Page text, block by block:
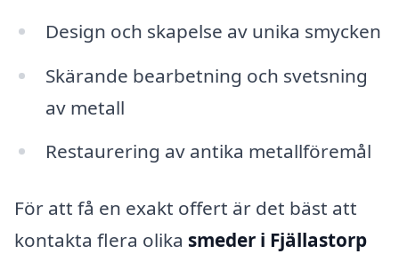
Design och skapelse av unika smycken
Skärande bearbetning och svetsning
av metall
Restaurering av antika metallföremål
För att få en exakt offert är det bäst att
kontakta flera olika smeder i Fjällastorp